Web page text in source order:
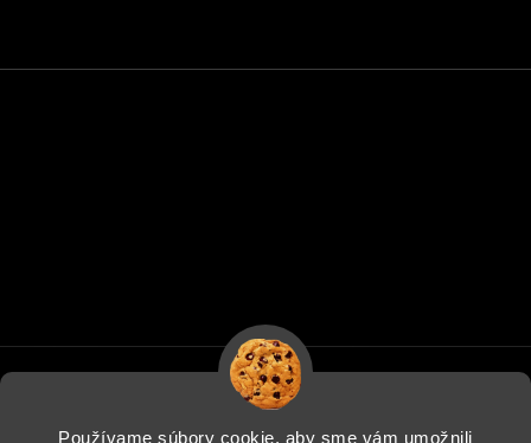
Používame súbory cookie, aby sme vám umožnili